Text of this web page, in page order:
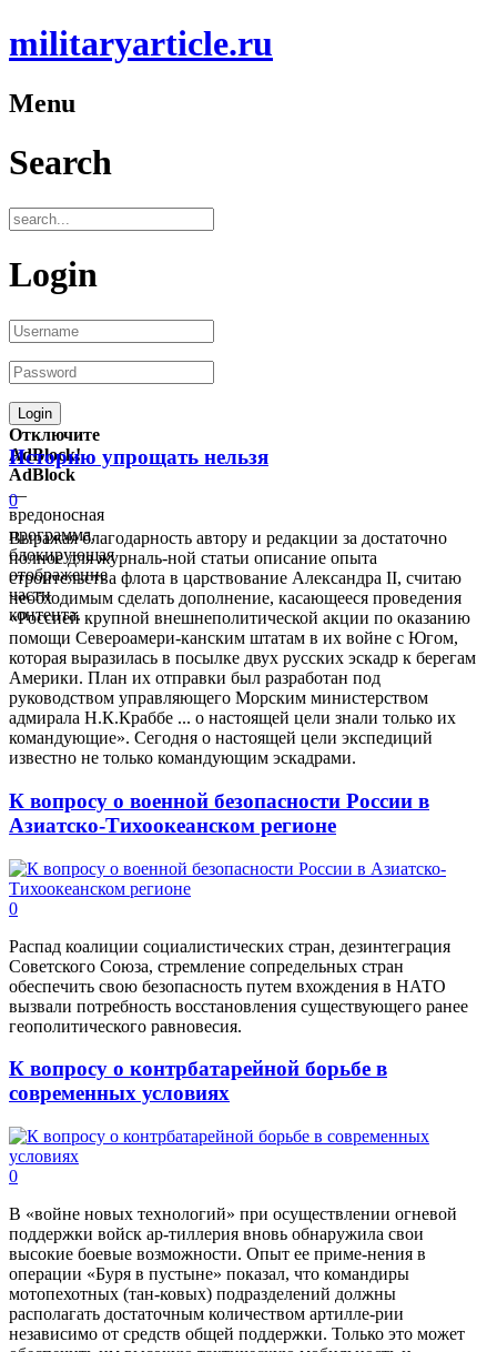
militaryarticle.ru
Menu
Search
Login
Отключите
AdBlock!
AdBlock
—
вредоносная
программа,
блокирующая
отображение
части
контента.
Историю упрощать нельзя
0
Выражая благодарность автору и редакции за достаточно
полное для журналь-ной статьи описание опыта
строительства флота в царствование Александра II, считаю
необходимым сделать дополнение, касающееся проведения
«Россией крупной внешнеполитической акции по оказанию
помощи Североамери-канским штатам в их войне с Югом,
которая выразилась в посылке двух русских эскадр к берегам
Америки. План их отправки был разработан под
руководством управляющего Морским министерством
адмирала Н.К.Краббе ... о настоящей цели знали только их
командующие». Сегодня о настоящей цели экспедиций
известно не только командующим эскадрами.
К вопросу о военной безопасности России в
Азиатско-Тихоокеанском регионе
0
Распад коалиции социалистических стран, дезинтеграция
Советского Союза, стремление сопредельных стран
обеспечить свою безопасность путем вхождения в НАТО
вызвали потребность восстановления существующего ранее
геополитического равновесия.
К вопросу о контрбатарейной борьбе в
современных условиях
0
В «войне новых технологий» при осуществлении огневой
поддержки войск ар-тиллерия вновь обнаружила свои
высокие боевые возможности. Опыт ее приме-нения в
операции «Буря в пустыне» показал, что командиры
мотопехотных (тан-ковых) подразделений должны
располагать достаточным количеством артилле-рии
независимо от средств общей поддержки. Только это может